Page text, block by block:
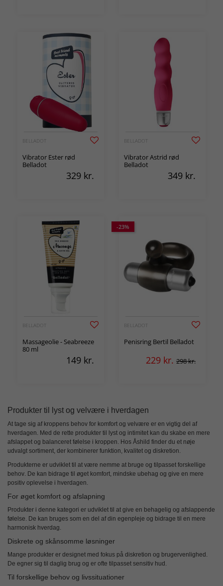
BELLADOT
Vibrator Ester rød
Belladot
329 kr.
BELLADOT
Vibrator Astrid rød
Belladot
349 kr.
BELLADOT
Massageolie - Seabreeze
80 ml
149 kr.
-23%
BELLADOT
Penisring Bertil Belladot
229 kr. 298 kr.
Produkter til lyst og velvære i hverdagen
At tage sig af kroppens behov for komfort og velvære er en vigtig del af
hverdagen. Med de rette produkter til lyst og intimitet kan du skabe en mere
afslappet og balanceret følelse i kroppen. Hos Åshild finder du et nøje
udvalgt sortiment, der kombinerer funktion, kvalitet og diskretion.
Produkterne er udviklet til at være nemme at bruge og tilpasset forskellige
behov. De kan bidrage til øget komfort, mindske ubehag og give en mere
positiv oplevelse i hverdagen.
For øget komfort og afslapning
Produkter i denne kategori er udviklet til at give en behagelig og afslappende
følelse. De kan bruges som en del af din egenpleje og bidrage til en mere
harmonisk hverdag.
Diskrete og skånsomme løsninger
Mange produkter er designet med fokus på diskretion og brugervenlighed .
De egner sig til daglig brug og er ofte tilpasset sensitiv hud.
Til forskellige behov og livssituationer